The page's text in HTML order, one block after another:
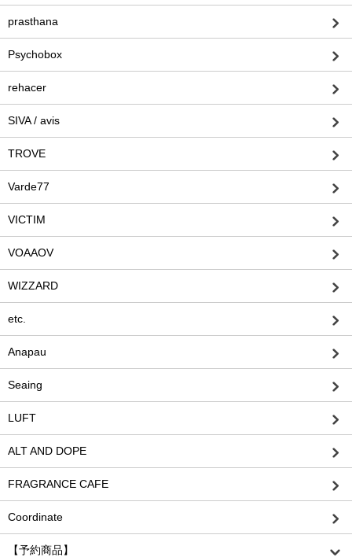
prasthana
Psychobox
rehacer
SIVA / avis
TROVE
Varde77
VICTIM
VOAAOV
WIZZARD
etc.
Anapau
Seaing
LUFT
ALT AND DOPE
FRAGRANCE CAFE
Coordinate
【予約商品】